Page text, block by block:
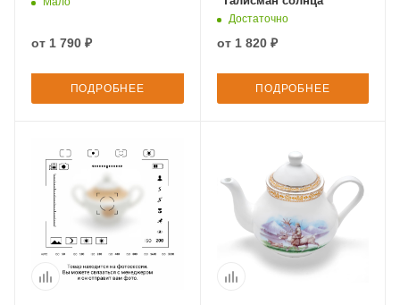
от 1 790 ₽
ПОДРОБНЕЕ
Достаточно
от 1 820 ₽
ПОДРОБНЕЕ